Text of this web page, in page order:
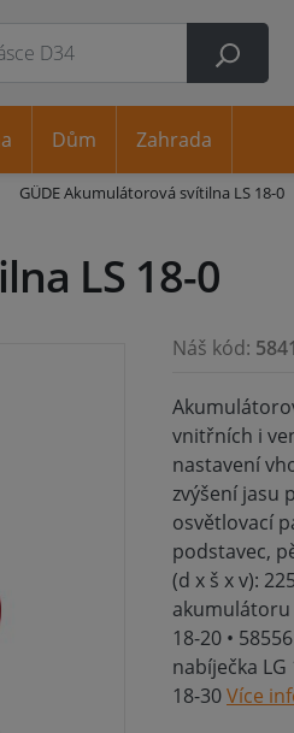
GÜDE Akumulátorová svítilna LS 18-0
LS 18-0
Náš kód:
vnitřních i
nastavení
zvýšení jasu
osvětlovací
podstavec,
(d x š x v):
akumulátoru
18-20 •
nabíječka LG
18-30Více
Dům Zahrada